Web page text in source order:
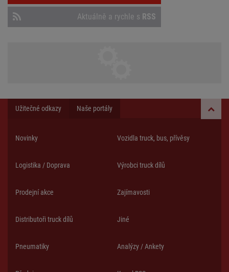
Aktuálně a rychle s RSS
Užitečné odkazy Naše portály
Novinky Vozidla truck, bus, přívěsy
Logistika / Doprava Výrobci truck dílů
Prodejní akce Zajímavosti
Distributoři truck dílů Jiné
Pneumatiky Analýzy / Ankety